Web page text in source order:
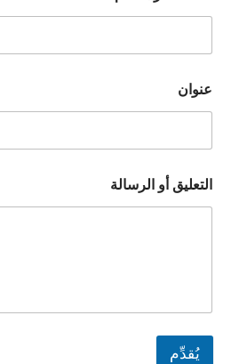
عنوان
التعليق أو الرسالة
يُقدِّم